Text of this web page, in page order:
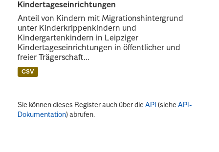
Kindertageseinrichtungen
Anteil von Kindern mit Migrationshintergrund
unter Kinderkrippenkindern und
Kindergartenkindern in Leipziger
Kindertageseinrichtungen in öffentlicher und
freier Trägerschaft...
CSV
Sie können dieses Register auch über dieAPI (sieheAPI-
Dokumentation) abrufen.